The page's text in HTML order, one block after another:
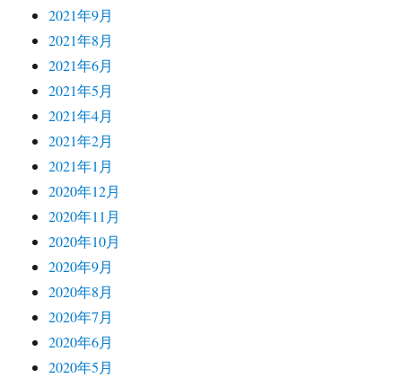
2021年9月
2021年8月
2021年6月
2021年5月
2021年4月
2021年2月
2021年1月
2020年12月
2020年11月
2020年10月
2020年9月
2020年8月
2020年7月
2020年6月
2020年5月